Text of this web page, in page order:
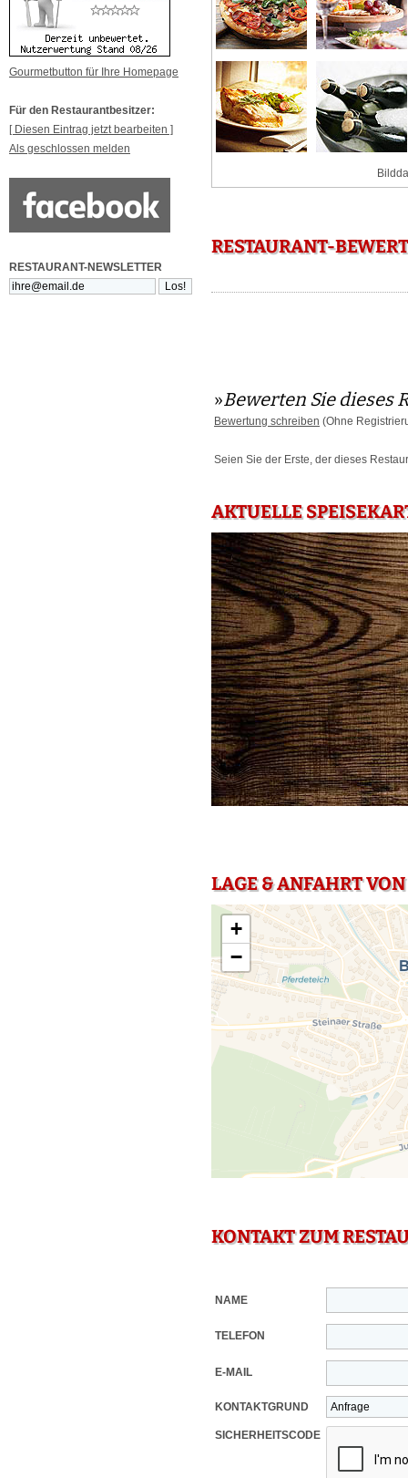
Gourmetbutton für Ihre Homepage
Für den Restaurantbesitzer:
[ Diesen Eintrag jetzt bearbeiten ]
Als geschlossen melden
RESTAURANT-NEWSLETTER
RESTAURANT-
»Bewerten Sie dieses
Bewertung schreiben (Ohne
Seien Sie der Erste, der dieses
AKTUELLE
LAGE & ANFAHRT
+
−
KONTAKT ZUM
NAME
TELEFON
E-MAIL
KONTAKTGRUND
SICHERHEITSCODE